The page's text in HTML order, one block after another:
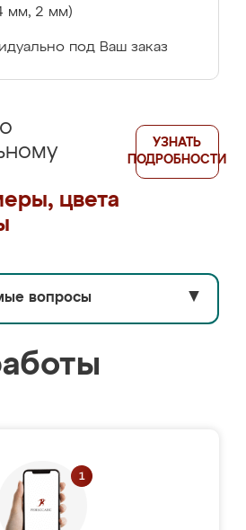
мм, 2 мм)
под Ваш заказ
цвета
УЗНАТЬ
ПОДРОБНОСТИ
вопросы ▼